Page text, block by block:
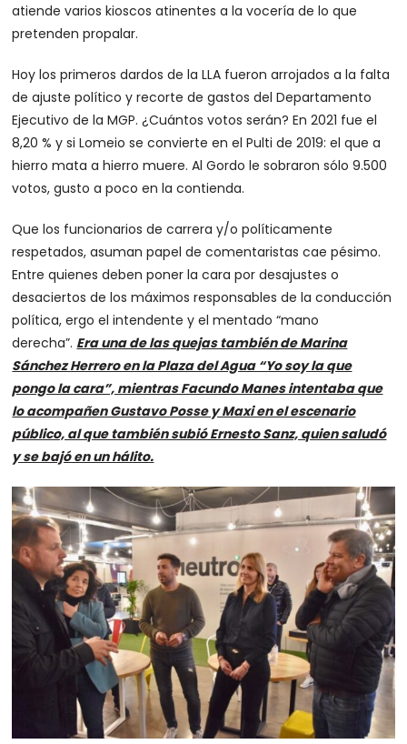
atiende varios kioscos atinentes a la vocería de lo que
pretenden propalar.
Hoy los primeros dardos de la LLA fueron arrojados a la falta
de ajuste político y recorte de gastos del Departamento
Ejecutivo de la MGP. ¿Cuántos votos serán? En 2021 fue el
8,20 % y si Lomeio se convierte en el Pulti de 2019: el que a
hierro mata a hierro muere. Al Gordo le sobraron sólo 9.500
votos, gusto a poco en la contienda.
Que los funcionarios de carrera y/o políticamente
respetados, asuman papel de comentaristas cae pésimo.
Entre quienes deben poner la cara por desajustes o
desaciertos de los máximos responsables de la conducción
política, ergo el intendente y el mentado “mano
derecha”. Era una de las quejas también de Marina
Sánchez Herrero en la Plaza del Agua “Yo soy la que
pongo la cara”, mientras Facundo Manes intentaba que
lo acompañen Gustavo Posse y Maxi en el escenario
público, al que también subió Ernesto Sanz, quien saludó
y se bajó en un hálito.